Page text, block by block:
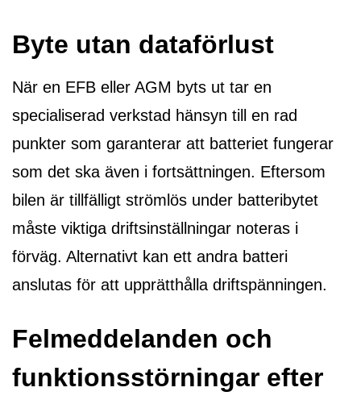
Byte utan dataförlust
När en EFB eller AGM byts ut tar en
specialiserad verkstad hänsyn till en rad
punkter som garanterar att batteriet fungerar
som det ska även i fortsättningen. Eftersom
bilen är tillfälligt strömlös under batteribytet
måste viktiga driftsinställningar noteras i
förväg. Alternativt kan ett andra batteri
anslutas för att upprätthålla driftspänningen.
Felmeddelanden och
funktionsstörningar efter